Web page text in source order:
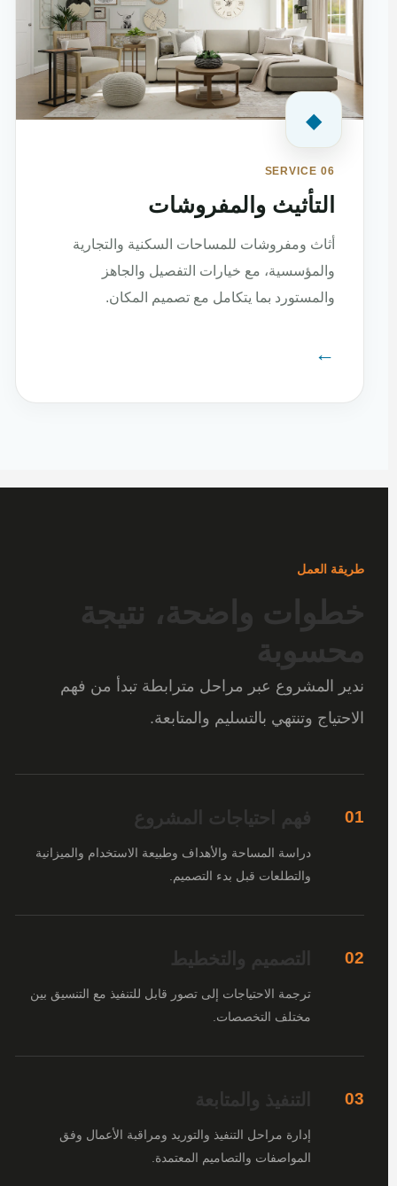
◆
SERVICE 06
التأثيث والمفروشات
أثاث ومفروشات للمساحات السكنية والتجارية
والمؤسسية، مع خيارات التفصيل والجاهز
والمستورد بما يتكامل مع تصميم المكان.
←
طريقة العمل
خطوات واضحة، نتيجة
محسوبة
ندير المشروع عبر مراحل مترابطة تبدأ من فهم
الاحتياج وتنتهي بالتسليم والمتابعة.
01 فهم احتياجات المشروع
دراسة المساحة والأهداف وطبيعة الاستخدام والميزانية
والتطلعات قبل بدء التصميم.
02 التصميم والتخطيط
ترجمة الاحتياجات إلى تصور قابل للتنفيذ مع التنسيق بين
مختلف التخصصات.
03 التنفيذ والمتابعة
إدارة مراحل التنفيذ والتوريد ومراقبة الأعمال وفق
المواصفات والتصاميم المعتمدة.